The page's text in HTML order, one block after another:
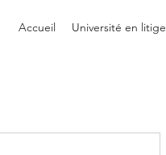
Accueil Université en litige